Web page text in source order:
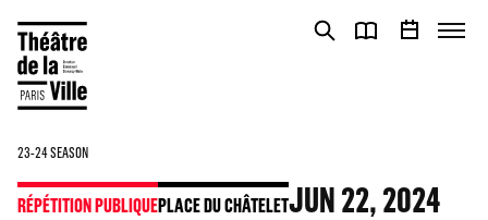
23-24 SEASON
RÉPÉTITION PUBLIQUEPLACE DU CHÂTELETJUN22, 2024